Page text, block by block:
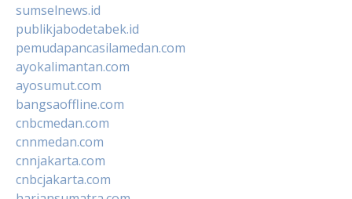
sumselnews.id
publikjabodetabek.id
pemudapancasilamedan.com
ayokalimantan.com
ayosumut.com
bangsaoffline.com
cnbcmedan.com
cnnmedan.com
cnnjakarta.com
cnbcjakarta.com